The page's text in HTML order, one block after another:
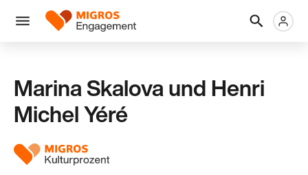
Navigation
überspringen
Menü
Logo
Marina Skalova und Henri
Michel Yéré